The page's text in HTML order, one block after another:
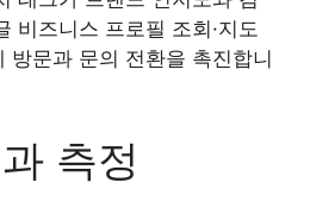
비즈니스 프로필 조회·지도
방문과 문의 전환을 촉진합니
측정